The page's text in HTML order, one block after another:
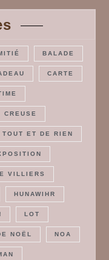
BALADE
CARTE
CREUSE
TOUT ET DE RIEN
VILLIERS
HUNAWIHR
LOT
NOËL NOA